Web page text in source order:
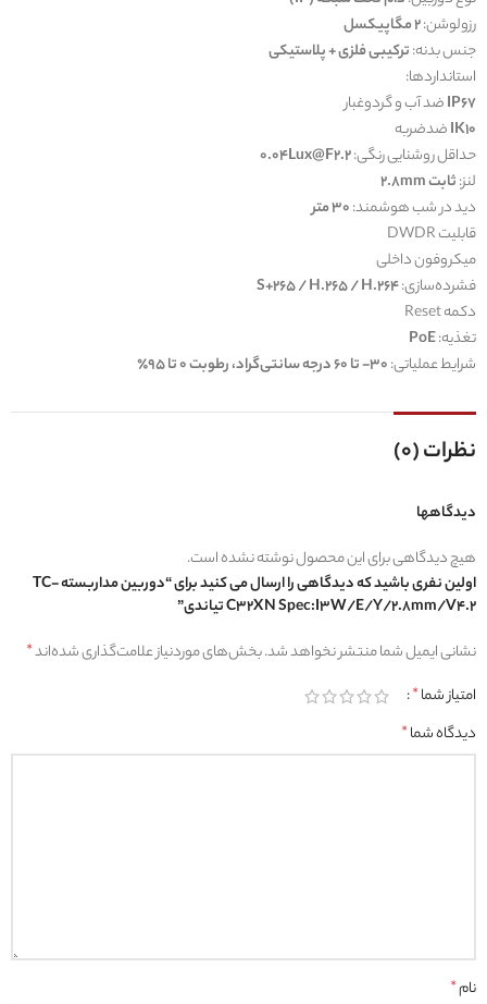
رزولوشن:2 مگاپیکسل
جنس بدنه:ترکیبی فلزی + پلاستیکی
استانداردها:
IP67ضد آب و گردوغبار
IK10ضدضربه
حداقل روشنایی رنگی:0.04Lux@F2.2
لنز:ثابت 2.8mm
دید در شب هوشمند:30 متر
قابلیت DWDR
میکروفون داخلی
فشرده‌سازی:S+265 / H.265 / H.264
دکمه Reset
تغذیه:PoE
شرایط عملیاتی:30- تا 60 درجه سانتی‌گراد، رطوبت 0 تا 95٪
نظرات (0)
دیدگاهها
هیچ دیدگاهی برای این محصول نوشته نشده است.
اولین نفری باشید که دیدگاهی را ارسال می کنید برای “دوربین مداربسته TC-
C32XN Spec:I3W/E/Y/2.8mm/V4.2 تیاندی”
نشانی ایمیل شما منتشر نخواهد شد.بخش‌های موردنیاز علامت‌گذاری شده‌اند*
امتیاز شما*
دیدگاه شما*
نام*